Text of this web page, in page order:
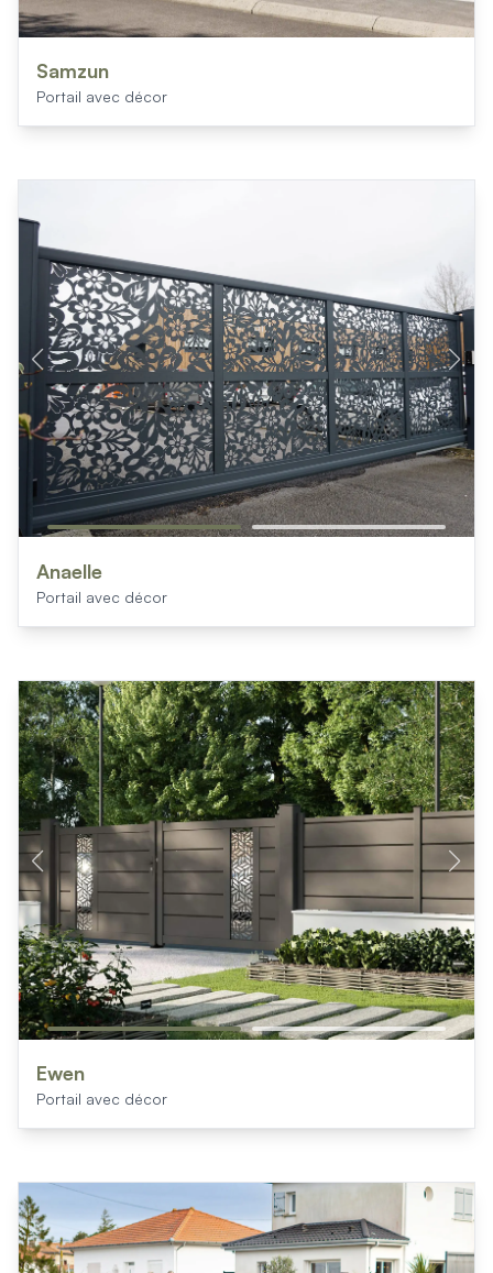
Samzun
Portail avec décor
Anaelle
Portail avec décor
Ewen
Portail avec décor